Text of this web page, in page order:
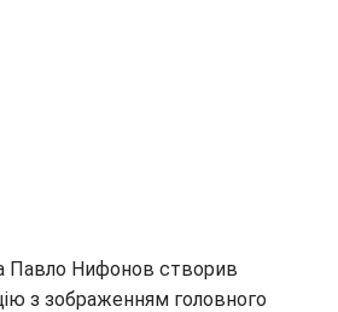
Павло Нифонов створив
з зображенням головного